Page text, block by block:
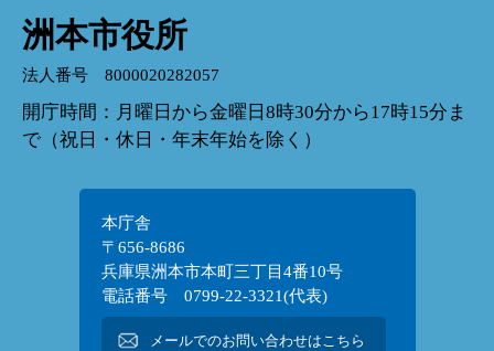
洲本市役所
法人番号 8000020282057
開庁時間：月曜日から金曜日8時30分から17時15分ま
で（祝日・休日・年末年始を除く）
本庁舎
〒656-8686
兵庫県洲本市本町三丁目4番10号
電話番号 0799-22-3321(代表)
メールでのお問い合わせはこちら